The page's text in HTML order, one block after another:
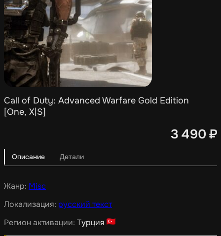
Call of Duty: Advanced Warfare Gold Edition
[One, X|S]
3 490 ₽
Описание Детали
Жанр: Misc
Локализация: русский текст
Регион активации: Турция